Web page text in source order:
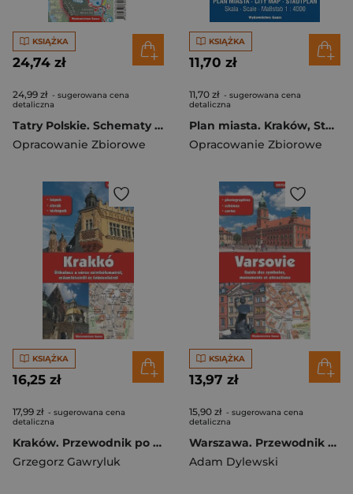
KSIĄŻKA
24,74 zł
24,99 zł - sugerowana cena
detaliczna
Tatry Polskie. Schematy szlaków turystycznych wyd. laminowane wyd. 3
Opracowanie Zbiorowe
KSIĄŻKA
11,70 zł
11,70 zł - sugerowana cena
detaliczna
Plan miasta. Kraków, Stare Miasto i Kazimierz wyd. 12
Opracowanie Zbiorowe
KSIĄŻKA
16,25 zł
17,99 zł - sugerowana cena
detaliczna
Kraków. Przewodnik po symbolach zabytkach i atrakcjach wer. węgierska
Grzegorz Gawryluk
KSIĄŻKA
13,97 zł
15,90 zł - sugerowana cena
detaliczna
Warszawa. Przewodnik po symbolach zabytkach i atrakcjach wer. francuska
Adam Dylewski